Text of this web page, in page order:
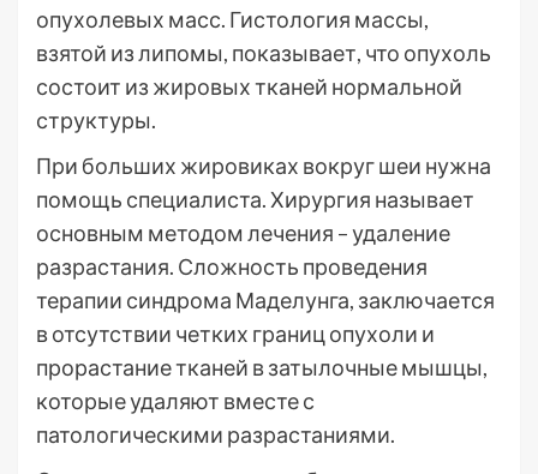
опухолевых масс. Гистология массы,
взятой из липомы, показывает, что опухоль
состоит из жировых тканей нормальной
структуры.
При больших жировиках вокруг шеи нужна
помощь специалиста. Хирургия называет
основным методом лечения – удаление
разрастания. Сложность проведения
терапии синдрома Маделунга, заключается
в отсутствии четких границ опухоли и
прорастание тканей в затылочные мышцы,
которые удаляют вместе с
патологическими разрастаниями.